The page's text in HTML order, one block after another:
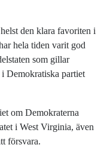
den klara favoriten i
hela tiden varit god
som gillar
Demokratiska partiet
om Demokraterna
i West Virginia, även
försvara.